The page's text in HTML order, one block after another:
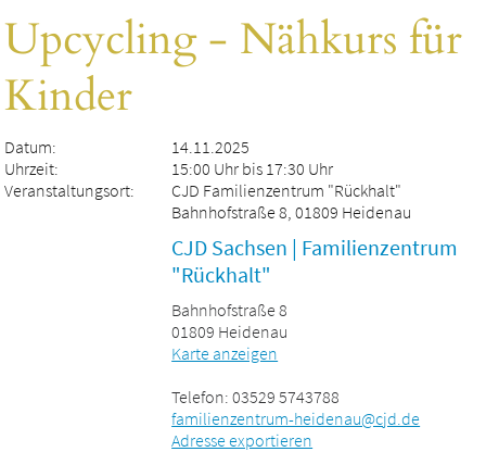
Upcycling - Nähkurs für
Kinder
Datum:
14.11.2025
Uhrzeit:
15:00 Uhr bis 17:30 Uhr
Veranstaltungsort:
CJD Familienzentrum "Rückhalt"
Bahnhofstraße 8, 01809 Heidenau
CJD Sachsen | Familienzentrum
"Rückhalt"
Bahnhofstraße 8
01809 Heidenau
Karte anzeigen
Telefon: 03529 5743788
familienzentrum-heidenau@cjd.de
Adresse exportieren